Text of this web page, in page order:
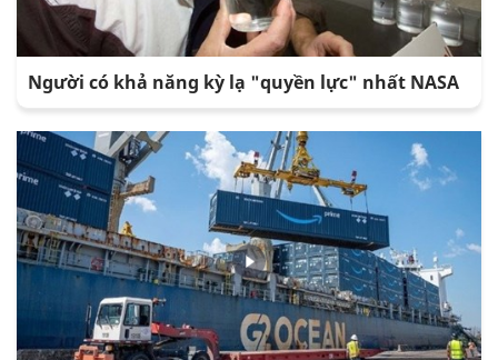
Người có khả năng kỳ lạ "quyền lực" nhất NASA